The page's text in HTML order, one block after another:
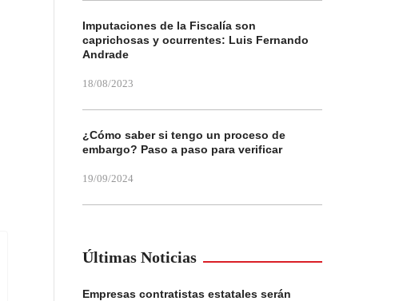
Imputaciones de la Fiscalía son
caprichosas y ocurrentes: Luis Fernando
Andrade
18/08/2023
¿Cómo saber si tengo un proceso de
embargo? Paso a paso para verificar
19/09/2024
Últimas Noticias
Empresas contratistas estatales serán